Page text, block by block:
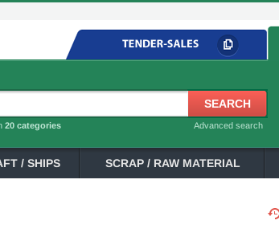
Advanced search
20 categories
/ SHIPS SCRAP / RAW MATERIAL